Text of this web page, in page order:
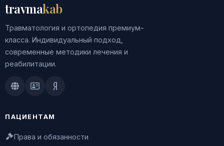
travmakab
Травматология и ортопедия премиум-
класса. Индивидуальный подход,
современные методики лечения и
реабилитации.
Doctu.ruПроДокторов
Яндекс.Здоровье
ПАЦИЕНТАМ
Права и обязанности